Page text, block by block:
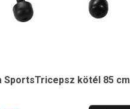
SportsTricepsz kötél 85 cm